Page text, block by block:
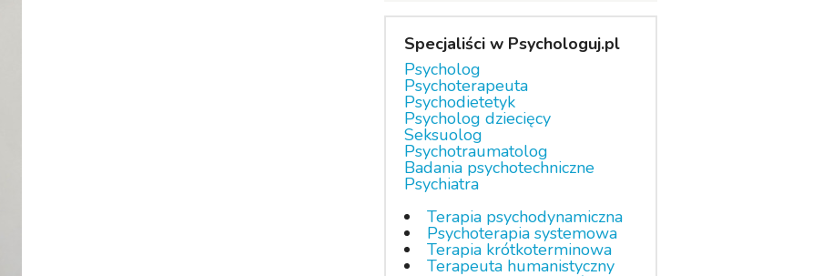
Specjaliści w Psychologuj.pl
Psycholog
Psychoterapeuta
Psychodietetyk
Psycholog dziecięcy
Seksuolog
Psychotraumatolog
Badania psychotechniczne
Psychiatra
Terapia psychodynamiczna
Psychoterapia systemowa
Terapia krótkoterminowa
Terapeuta humanistyczny